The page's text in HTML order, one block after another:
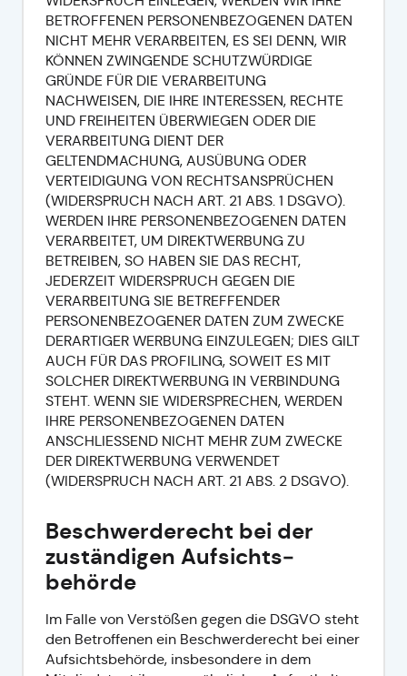
BETROFFENEN PERSONENBEZOGENEN DATEN
NICHT MEHR VERARBEITEN, ES SEI DENN, WIR
KÖNNEN ZWINGENDE SCHUTZWÜRDIGE
GRÜNDE FÜR DIE VERARBEITUNG
NACHWEISEN, DIE IHRE INTERESSEN, RECHTE
UND FREIHEITEN ÜBERWIEGEN ODER DIE
VERARBEITUNG DIENT DER
GELTENDMACHUNG, AUSÜBUNG ODER
VERTEIDIGUNG VON RECHTSANSPRÜCHEN
(WIDERSPRUCH NACH ART. 21 ABS. 1 DSGVO).
WERDEN IHRE PERSONENBEZOGENEN DATEN
VERARBEITET, UM DIREKTWERBUNG ZU
BETREIBEN, SO HABEN SIE DAS RECHT,
JEDERZEIT WIDERSPRUCH GEGEN DIE
VERARBEITUNG SIE BETREFFENDER
PERSONENBEZOGENER DATEN ZUM ZWECKE
DERARTIGER WERBUNG EINZULEGEN; DIES GILT
AUCH FÜR DAS PROFILING, SOWEIT ES MIT
SOLCHER DIREKTWERBUNG IN VERBINDUNG
STEHT. WENN SIE WIDERSPRECHEN, WERDEN
IHRE PERSONENBEZOGENEN DATEN
ANSCHLIESSEND NICHT MEHR ZUM ZWECKE
DER DIREKTWERBUNG VERWENDET
(WIDERSPRUCH NACH ART. 21 ABS. 2 DSGVO).
Beschwerde­recht bei der
zuständigen Aufsichts­
behörde
Im Falle von Verstößen gegen die DSGVO steht
den Betroffenen ein Beschwerderecht bei einer
Aufsichtsbehörde, insbesondere in dem